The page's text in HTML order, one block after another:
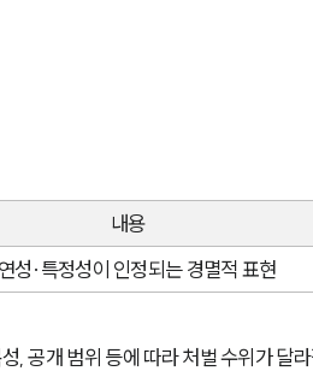
내용
성·특정성이 인정되는 경멸적 표현
, 공개 범위 등에 따라 처벌 수위가 달